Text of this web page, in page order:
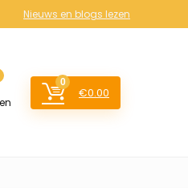
Nieuws en blogs lezen
0
€0.00